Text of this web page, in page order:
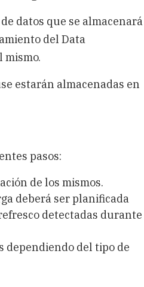
datos que se almacenará
del Data
mismo.
estarán almacenadas en
pasos:
de los mismos.
deberá ser planificada
detectadas durante
dependiendo del tipo de